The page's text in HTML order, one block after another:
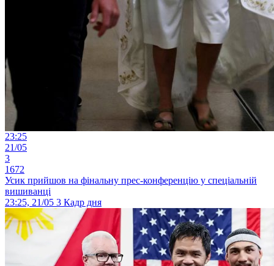
23:25
21/05
3
1672
Усик прийшов на фінальну прес-конференцію у спеціальній
вишиванці
23:25, 21/05 3 Кадр дня